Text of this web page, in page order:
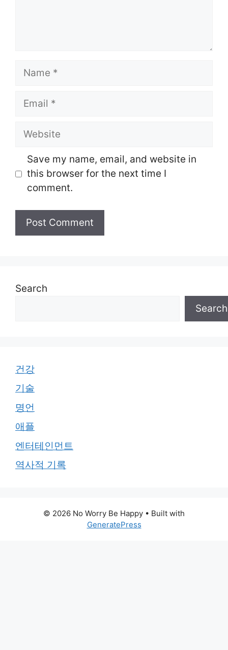
Name
Email
Website
Save my name, email, and website in
this browser for the next time I
comment.
Search
Search
건강
기술
명언
애플
엔터테인먼트
역사적 기록
© 2026 No Worry Be Happy • Built with
GeneratePress